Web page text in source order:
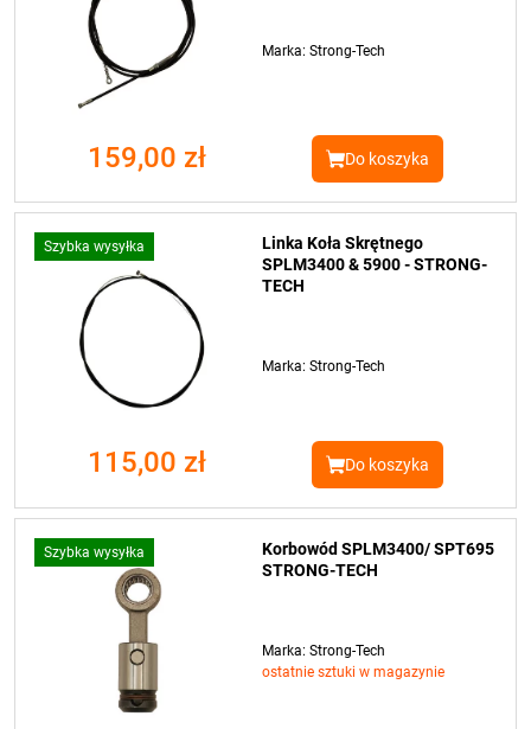
Marka: Strong-Tech
159,00 zł Do koszyka
Szybka wysyłka
Linka Koła Skrętnego
SPLM3400 & 5900 - STRONG-
TECH
Marka: Strong-Tech
115,00 zł Do koszyka
Szybka wysyłka
Korbowód SPLM3400/ SPT695
STRONG-TECH
Marka: Strong-Tech
ostatnie sztuki w magazynie